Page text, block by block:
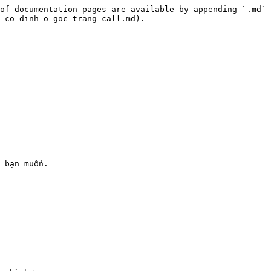
pages are available by appending `.md`
co-dinh-o-goc-trang-call.md).
muốn.